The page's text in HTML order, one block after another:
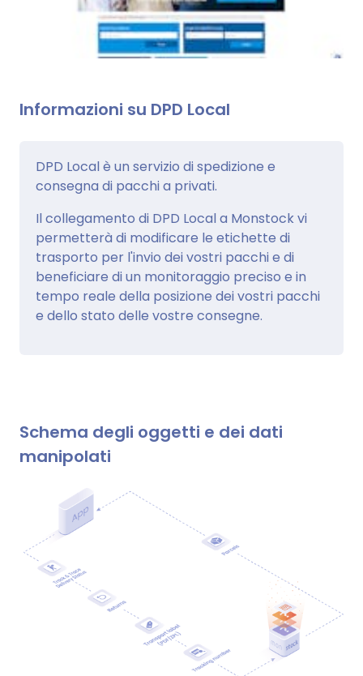
Informazioni su DPD Local
DPD Local è un servizio di spedizione e
consegna di pacchi a privati.
Il collegamento di DPD Local a Monstock vi
permetterà di modificare le etichette di
trasporto per l'invio dei vostri pacchi e di
beneficiare di un monitoraggio preciso e in
tempo reale della posizione dei vostri pacchi
e dello stato delle vostre consegne.
Schema degli oggetti e dei dati
manipolati